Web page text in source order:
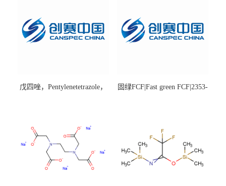
戊四唑，Pentylenetetrazole，
固绿FCF|Fast green FCF|2353-